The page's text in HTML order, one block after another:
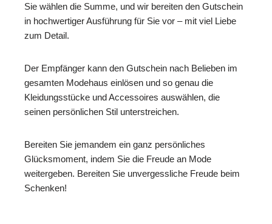
Sie wählen die Summe, und wir bereiten den Gutschein
in hochwertiger Ausführung für Sie vor – mit viel Liebe
zum Detail.
Der Empfänger kann den Gutschein nach Belieben im
gesamten Modehaus einlösen und so genau die
Kleidungsstücke und Accessoires auswählen, die
seinen persönlichen Stil unterstreichen.
Bereiten Sie jemandem ein ganz persönliches
Glücksmoment, indem Sie die Freude an Mode
weitergeben. Bereiten Sie unvergessliche Freude beim
Schenken!